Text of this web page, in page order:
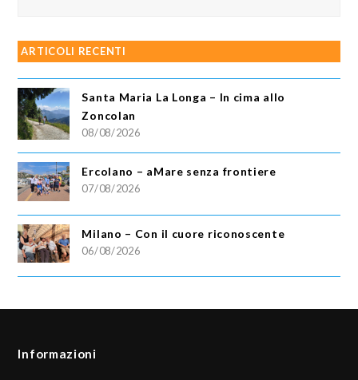
ARTICOLI RECENTI
Santa Maria La Longa – In cima allo
Zoncolan
08/08/2026
Ercolano – aMare senza frontiere
07/08/2026
Milano – Con il cuore riconoscente
06/08/2026
Informazioni